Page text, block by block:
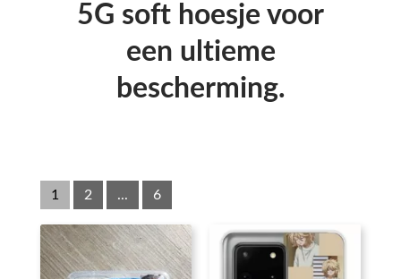
5G soft hoesje voor
een ultieme
bescherming.
1 2 ... 6